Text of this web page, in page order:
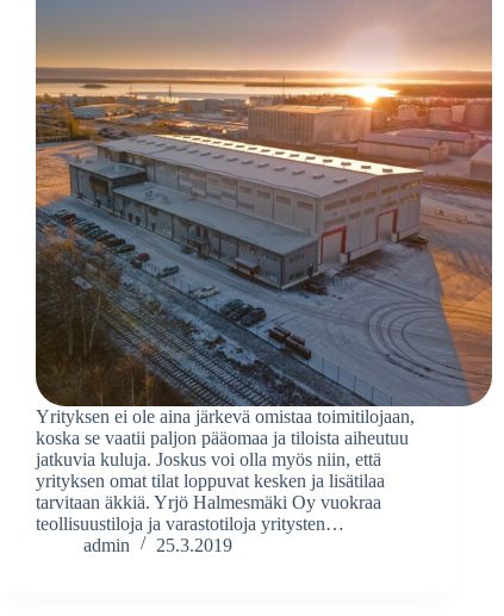
Yrityksen ei ole aina järkevä omistaa toimitilojaan,
koska se vaatii paljon pääomaa ja tiloista aiheutuu
jatkuvia kuluja. Joskus voi olla myös niin, että
yrityksen omat tilat loppuvat kesken ja lisätilaa
tarvitaan äkkiä. Yrjö Halmesmäki Oy vuokraa
teollisuustiloja ja varastotiloja yritysten…
admin
25.3.2019